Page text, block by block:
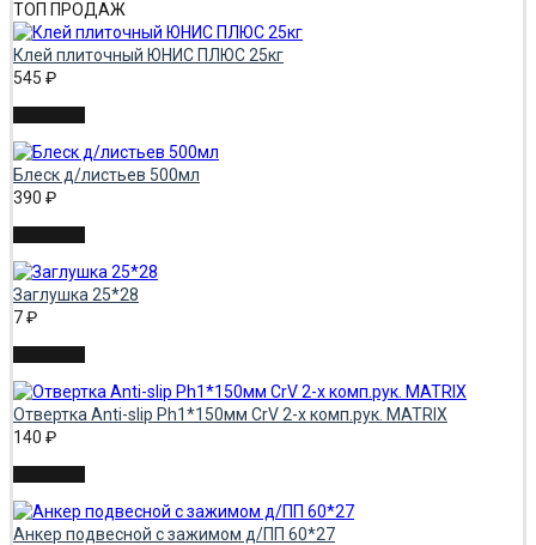
ТОП ПРОДАЖ
Клей плиточный ЮНИС ПЛЮС 25кг
545 ₽
Блеск д/листьев 500мл
390 ₽
Заглушка 25*28
7₽
Отвертка Аnti-slip Ph1*150мм CrV 2-х комп.рук. MATRIX
140 ₽
Анкер подвесной с зажимом д/ПП 60*27